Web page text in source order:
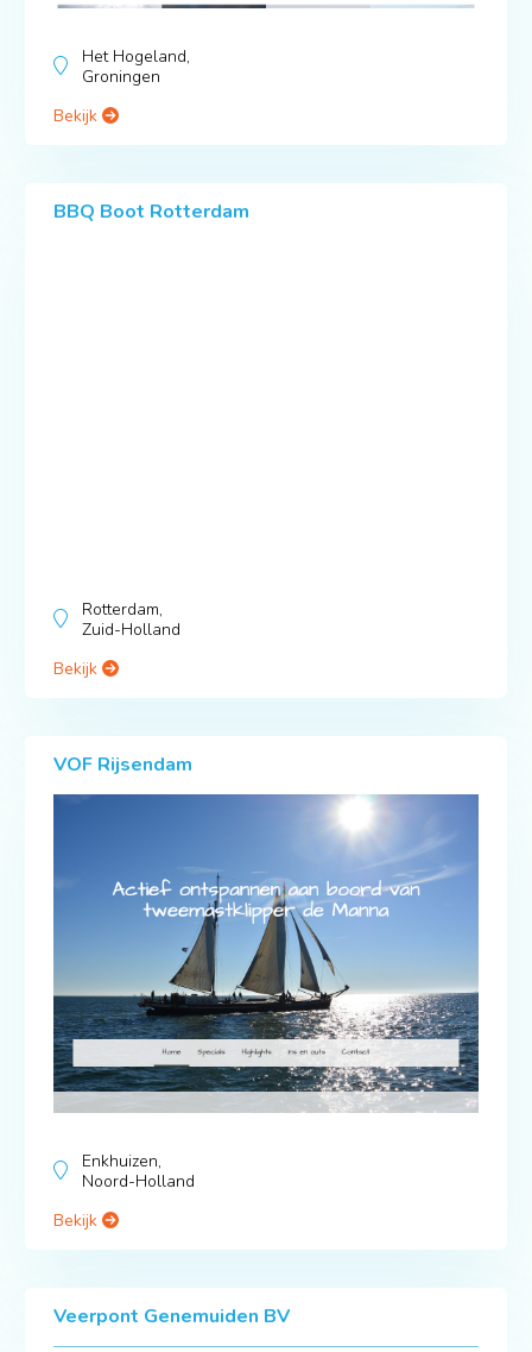
Het Hogeland,
Groningen
Bekijk
BBQ Boot Rotterdam
Rotterdam,
Zuid-Holland
Bekijk
VOF Rijsendam
Enkhuizen,
Noord-Holland
Bekijk
Veerpont Genemuiden BV